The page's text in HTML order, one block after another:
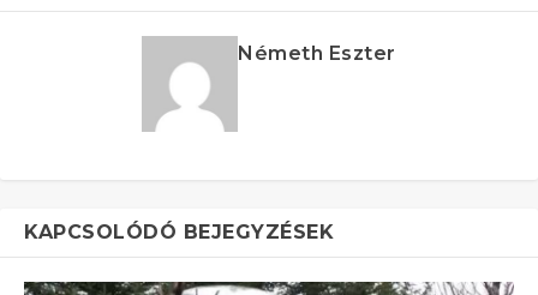
Németh Eszter
KAPCSOLÓDÓ BEJEGYZÉSEK